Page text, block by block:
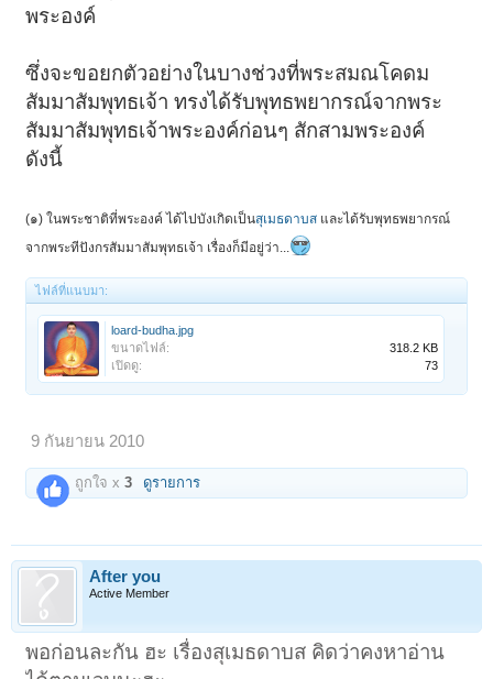
พระองค์
ซึ่งจะขอยกตัวอย่างในบางช่วงที่พระสมณโคดม
สัมมาสัมพุทธเจ้า ทรงได้รับพุทธพยากรณ์จากพระ
สัมมาสัมพุทธเจ้าพระองค์ก่อนๆ สักสามพระองค์
ดังนี้
(๑) ในพระชาติที่พระองค์ ได้ไปบังเกิดเป็นสุเมธดาบส และได้รับพุทธพยากรณ์
จากพระทีปังกรสัมมาสัมพุทธเจ้า เรื่องก็มีอยู่ว่า...
ไฟล์ที่แนบมา:
loard-budha.jpg
ขนาดไฟล์:
318.2 KB
เปิดดู:
73
9 กันยายน 2010
ถูกใจ x3 ดูรายการ
After you
Active Member
พอก่อนละกัน ฮะ เรื่องสุเมธดาบส คิดว่าคงหาอ่าน